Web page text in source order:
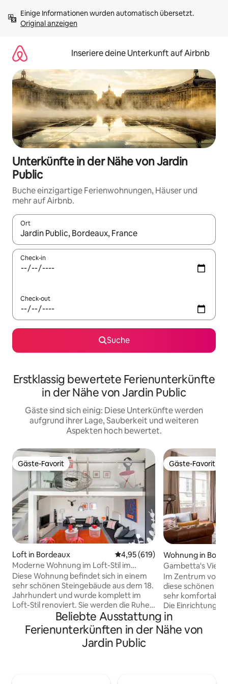
Inhalten
springenOriginal anzeigen
Inseriere deine Unterkunft auf Airbnb
Unterkünfte in der Nähe von Jardin
Public
Buche einzigartige Ferienwohnungen, Häuser und
mehr auf Airbnb.
Ort
Wenn Ergebnisse verfügbar sind, navigiere mit den
Check-in
Check-out
Suche
Erstklassig bewertete Ferienunterkünfte
in der Nähe von Jardin Public
Gäste sind sich einig: Diese Unterkünfte werden
aufgrund ihrer Lage, Sauberkeit und weiteren
Aspekten hoch bewertet.
Gäste-Favorit
Gäste-Favorit
Loft in Bordeaux Durchschnittliche Bewertung:
4,95 (619)
Moderne Wohnung im Loft-Stil im
Zentrum von Bordeaux
Diese Wohnung befindet sich in einem
sehr schönen Steingebäude aus dem 18.
Jahrhundert und wurde komplett im
Loft-Stil renoviert. Sie werden die Ruhe
und den Komfort sowie die Lage im
Zentrum von Bordeaux zu schätzen
wissen. Wohnung im 3. Stock, ohne
Gäste-Favorit
Gäste-Favorit
Wohnung in
Gambetta's View.
Im Zentrum von
diese schönen 2 Zimmer von 46 m ² in
sehr
Die Einrichtung
hochwertige
Queensize-Bett
komfortablen
Beliebte Ausstattung in
Ferienunterkünften in der Nähe von
Jardin Public